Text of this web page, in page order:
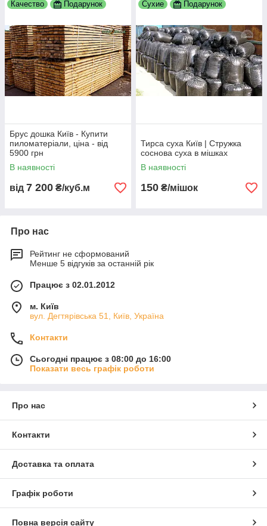
Качество Подарунок
Брус дошка Київ - Купити
пиломатеріали, ціна - від
5900 грн
В наявності
від 7 200 ₴/куб.м
Сухие Подарунок
Тирса суха Київ | Стружка
соснова суха в мішках
В наявності
150 ₴/мішок
Про нас
Рейтинг не сформований
Менше 5 відгуків за останній рік
Працює з 02.01.2012
м. Київ
вул. Дегтярівська 51, Київ, Україна
Контакти
Сьогодні працює з 08:00 до 16:00
Показати весь графік роботи
Про нас
Контакти
Доставка та оплата
Графік роботи
Повна версія сайту